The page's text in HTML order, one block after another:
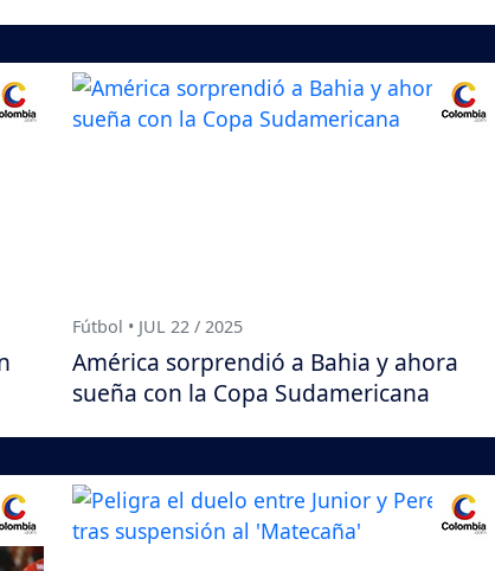
Fútbol • JUL 22 / 2025
América sorprendió a Bahia y ahora
sueña con la Copa Sudamericana